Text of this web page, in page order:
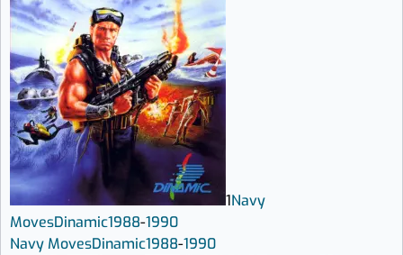
1Navy
MovesDinamic1988-1990
Navy MovesDinamic1988-1990